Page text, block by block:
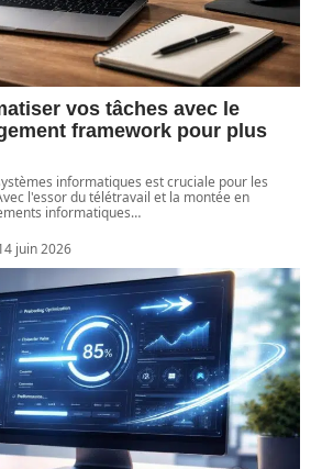
vos tâches avec le
framework pour plus
informatiques est cruciale pour les
l'essor du télétravail et la montée en
informatiques…
juin 2026